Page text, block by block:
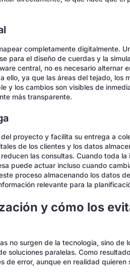
completamente digitalmente.
para el diseño de cuerdas y la
central, no es necesario alternar
ello, ya que las áreas del tejado, los
y los cambios son visibles de
más transparente.
proyecto y facilita su entrega a
de los clientes y los datos
las consultas. Cuando toda la
puede actuar incluso cuando
proceso almacenando los datos
relevante para la
y cómo los
no surgen de la tecnología, sino de
soluciones paralelas. Como
de error, aunque en realidad quieren